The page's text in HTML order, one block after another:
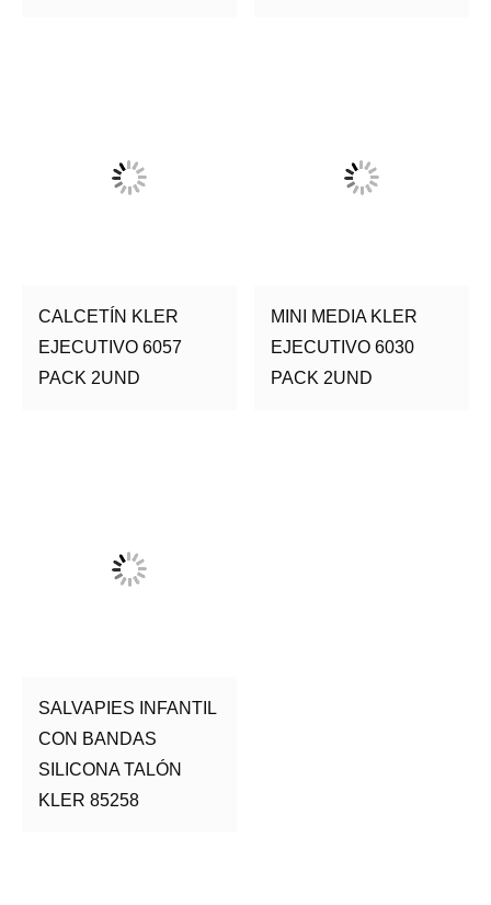
CALCETÍN KLER
EJECUTIVO 6057
PACK 2UND
MINI MEDIA KLER
EJECUTIVO 6030
PACK 2UND
SALVAPIES INFANTIL
CON BANDAS
SILICONA TALÓN
KLER 85258